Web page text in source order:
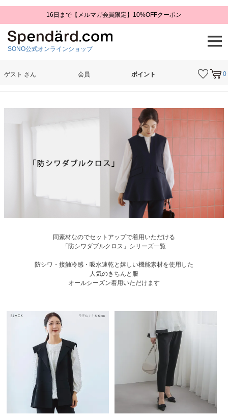
16日まで【メルマガ会員限定】10%OFFクーポン
SONO公式オンラインショップ
0
ゲスト さん 会員 ポイント
同素材なのでセットアップで着用いただける
「防シワダブルクロス」シリーズ一覧
防シワ・接触冷感・吸水速乾と嬉しい機能素材を使用した
人気のきちんと服
オールシーズン着用いただけます